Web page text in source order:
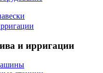
и ирригации